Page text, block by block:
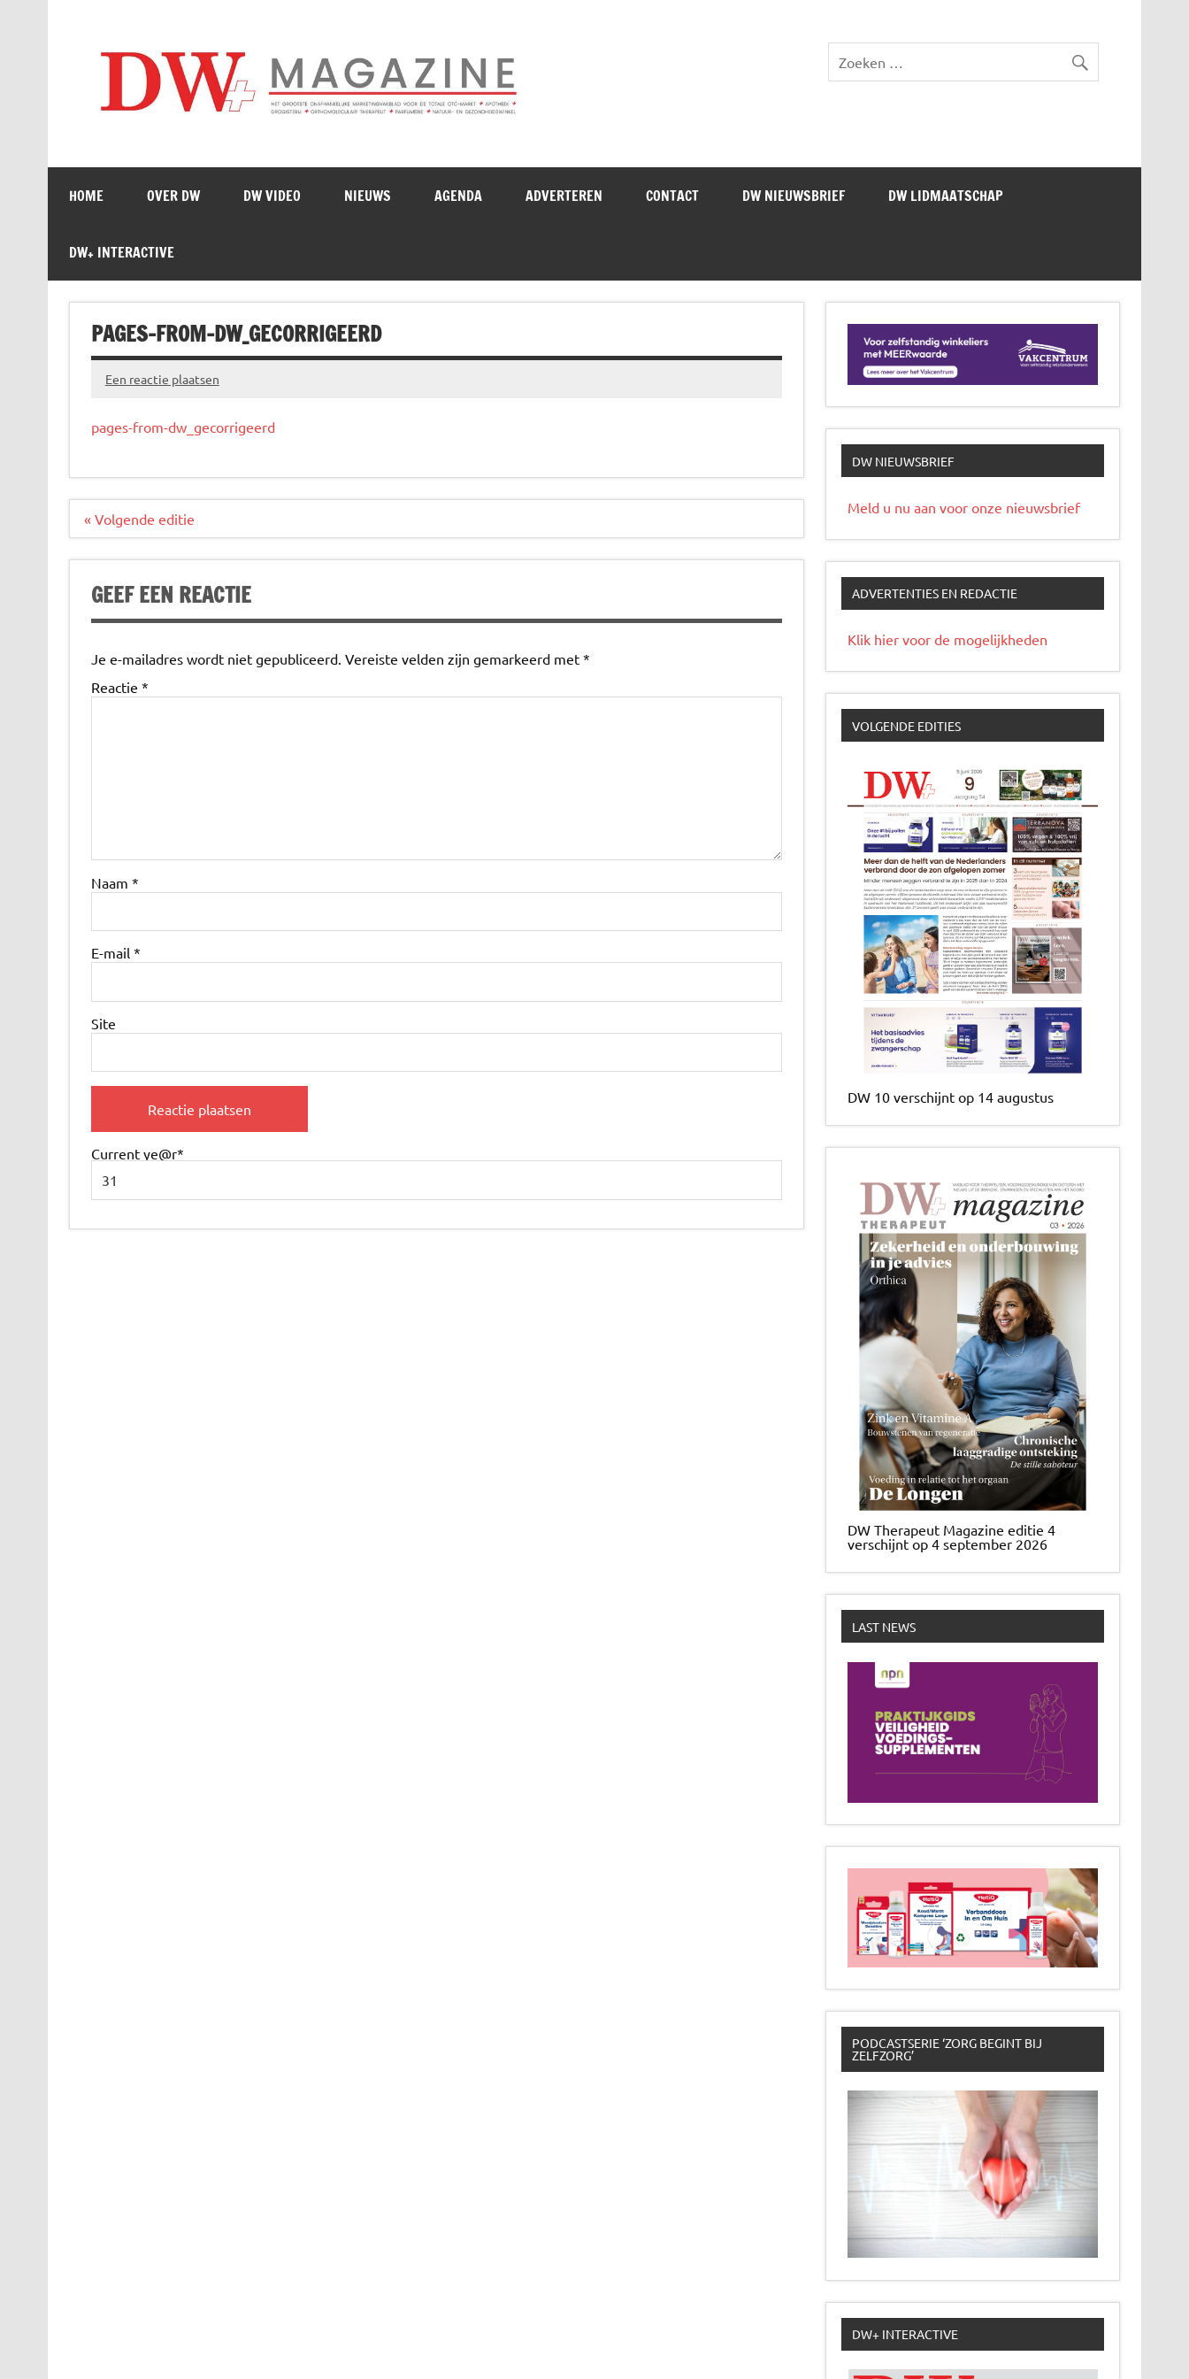
Drogistenweekblad DW Magazine
HOME OVER DW DW VIDEO NIEUWS AGENDA ADVERTEREN CONTACT DW NIEUWSBRIEF DW LIDMAATSCHAP
DW+ INTERACTIVE
PAGES-FROM-DW_GECORRIGEERD
Een reactie plaatsen
pages-from-dw_gecorrigeerd
Bericht
navigatie
« Volgende editie
GEEF EEN REACTIE
Je e-mailadres wordt niet gepubliceerd. Vereiste velden zijn gemarkeerd met *
Reactie *
Naam *
E-mail *
Site
Current ye@r*
DW NIEUWSBRIEF
Meld u nu aan voor onze nieuwsbrief
ADVERTENTIES EN REDACTIE
Klik hier voor de mogelijkheden
VOLGENDE EDITIES
DW 10 verschijnt op 14 augustus
DW Therapeut Magazine editie 4
verschijnt op 4 september 2026
LAST NEWS
PODCASTSERIE ‘ZORG BEGINT BIJ
ZELFZORG’
DW+ INTERACTIVE